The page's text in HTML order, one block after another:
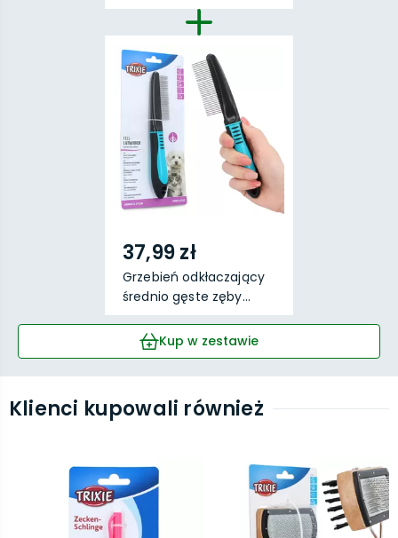
37,99 zł
Grzebień odkłaczający
średnio gęste zęby...
Kup w zestawie
Klienci kupowali również